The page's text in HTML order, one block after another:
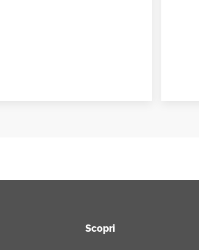
Scopri